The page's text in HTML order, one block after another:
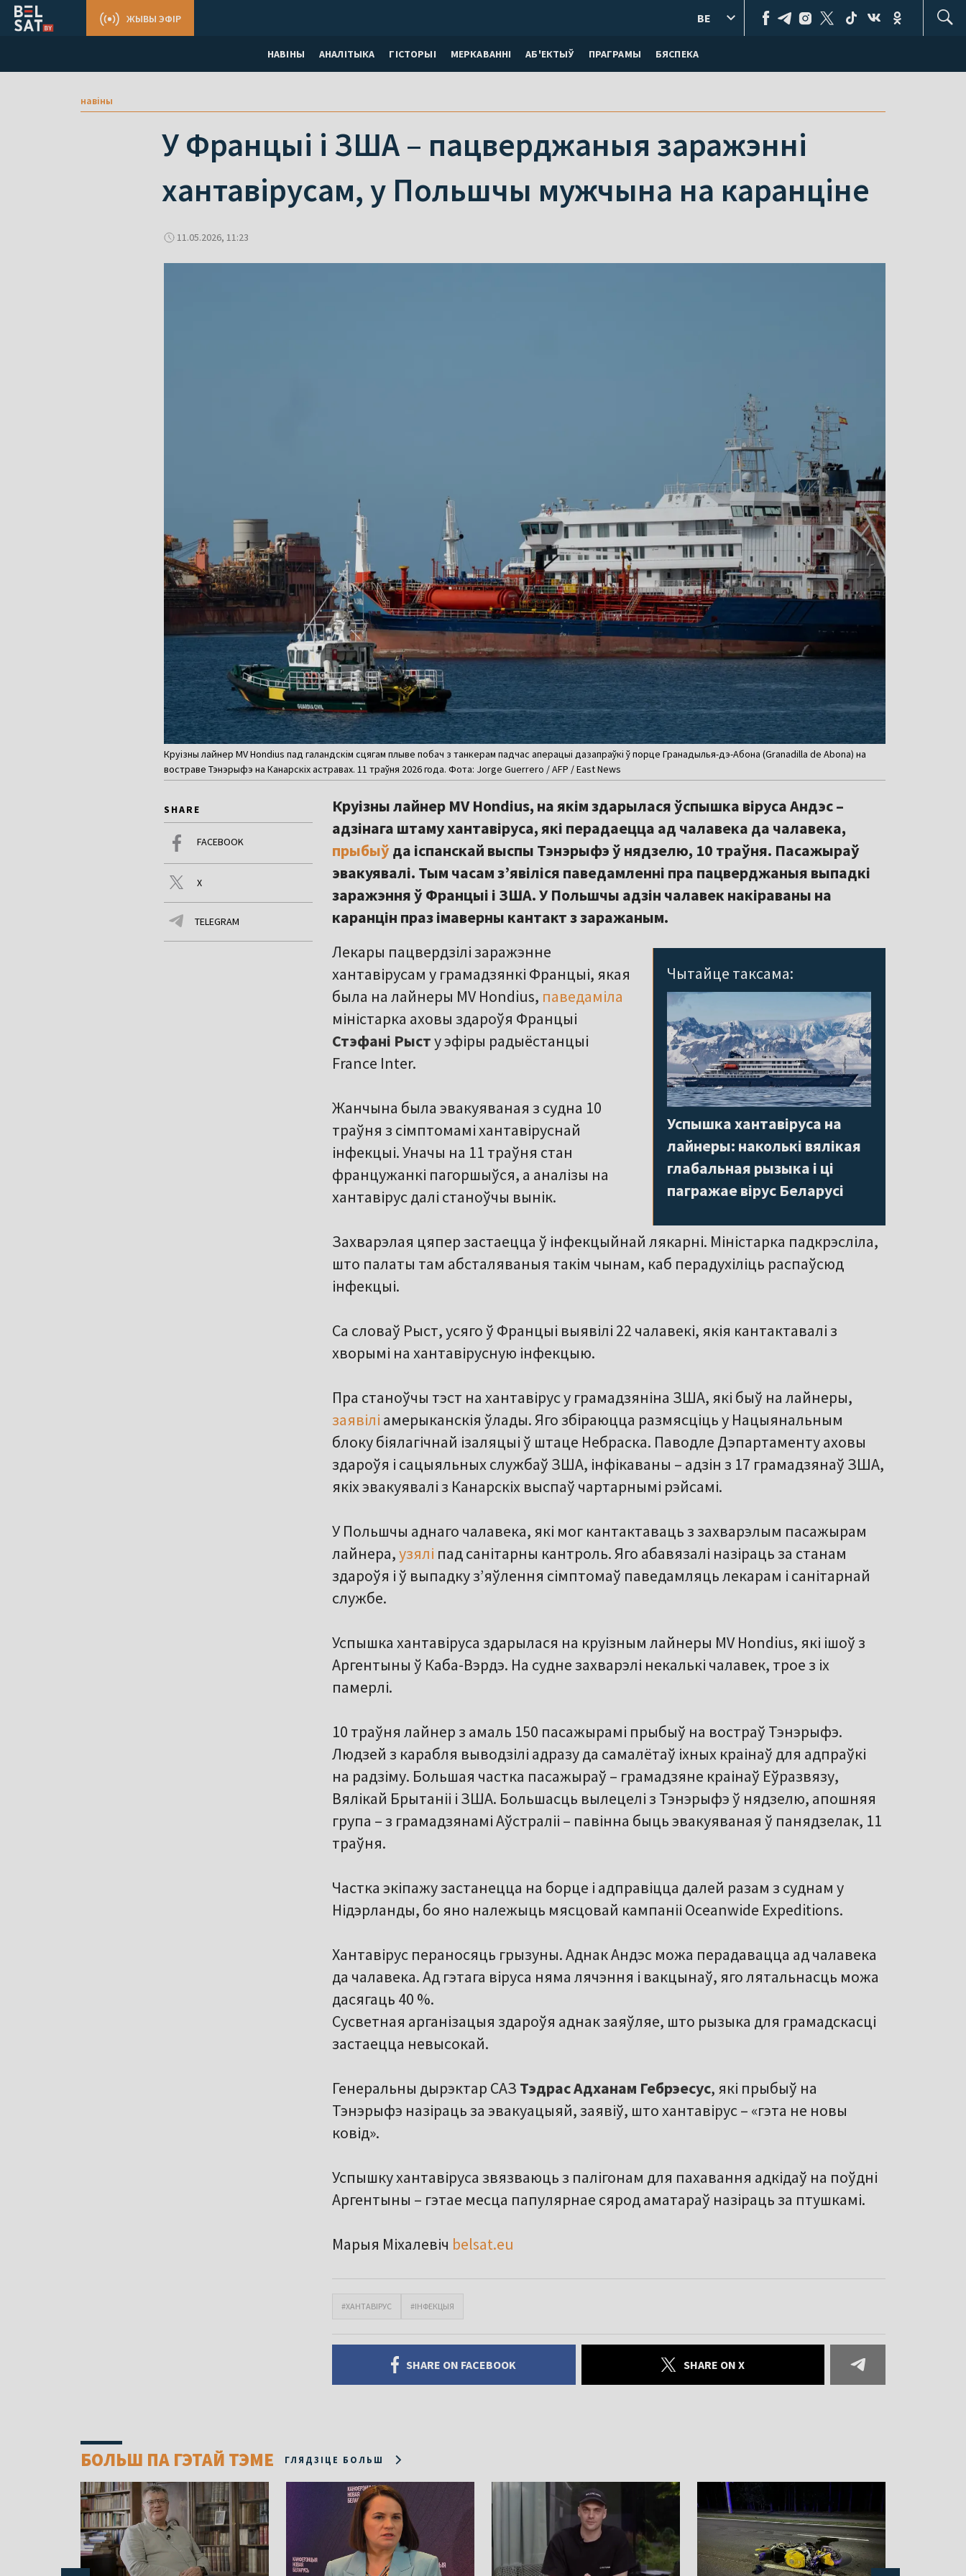
НАВІНЫ АНАЛІТЫКА ГІСТОРЫІ МЕРКАВАННI АБ'ЕКТЫЎ ПРАГРАМЫ БЯСПЕКА
ЖЫВЫ ЭФІР BE
навіны
У Францыі і ЗША – пацверджаныя заражэнні
хантавірусам, у Польшчы мужчына на каранціне
11.05.2026, 11:23
Круізны лайнер MV Hondius пад галандскім сцягам плыве побач з танкерам падчас аперацыі дазапраўкі ў порце Гранадылья-дэ-Абона (Granadilla de Abona) на
востраве Тэнэрыфэ на Канарскіх астравах. 11 траўня 2026 года. Фота: Jorge Guerrero / AFP / East News
SHARE
FACEBOOK
X
TELEGRAM
Круізны лайнер MV Hondius, на якім здарылася ўспышка віруса Андэс –
адзінага штаму хантавіруса, які перадаецца ад чалавека да чалавека,
прыбыўда іспанскай выспы Тэнэрыфэ ў нядзелю, 10 траўня. Пасажыраў
эвакуявалі. Тым часам з’явіліся паведамленні пра пацверджаныя выпадкі
заражэння ў Францыі і ЗША. У Польшчы адзін чалавек накіраваны на
каранцін праз імаверны кантакт з заражаным.
Чытайце таксама:
Успышка хантавіруса на
лайнеры: наколькі вялікая
глабальная рызыка і ці
пагражае вірус Беларусі
Лекары пацвердзілі заражэнне
хантавірусам у грамадзянкі Францыі, якая
была на лайнеры MV Hondius, паведаміла
міністарка аховы здароўя Францыі
Стэфані Рысту эфіры радыёстанцыі
France Inter.
Жанчына была эвакуяваная з судна 10
траўня з сімптомамі хантавіруснай
інфекцыі. Уначы на 11 траўня стан
францужанкі пагоршыўся, а аналізы на
хантавірус далі станоўчы вынік.
Захварэлая цяпер застаецца ў інфекцыйнай лякарні. Міністарка падкрэсліла,
што палаты там абсталяваныя такім чынам, каб перадухіліць распаўсюд
інфекцыі.
Са словаў Рыст, усяго ў Францыі выявілі 22 чалавекі, якія кантактавалі з
хворымі на хантавірусную інфекцыю.
Пра станоўчы тэст на хантавірус у грамадзяніна ЗША, які быў на лайнеры,
заявілі амерыканскія ўлады. Яго збіраюцца размясціць у Нацыянальным
блоку біялагічнай ізаляцыі ў штаце Небраска. Паводле Дэпартаменту аховы
здароўя і сацыяльных службаў ЗША, інфікаваны – адзін з 17 грамадзянаў ЗША,
якіх эвакуявалі з Канарскіх выспаў чартарнымі рэйсамі.
У Польшчы аднаго чалавека, які мог кантактаваць з захварэлым пасажырам
лайнера,узялі пад санітарны кантроль. Яго абавязалі назіраць за станам
здароўя і ў выпадку з’яўлення сімптомаў паведамляць лекарам і санітарнай
службе.
Успышка хантавіруса здарылася на круізным лайнеры MV Hondius, які ішоў з
Аргентыны ў Каба-Вэрдэ. На судне захварэлі некалькі чалавек, трое з іх
памерлі.
10 траўня лайнер з амаль 150 пасажырамі прыбыў на востраў Тэнэрыфэ.
Людзей з карабля выводзілі адразу да самалётаў іхных краінаў для адпраўкі
на радзіму. Большая частка пасажыраў – грамадзяне краінаў Еўразвязу,
Вялікай Брытаніі і ЗША. Большасць вылецелі з Тэнэрыфэ ў нядзелю, апошняя
група – з грамадзянамі Аўстраліі – павінна быць эвакуяваная ў панядзелак, 11
траўня.
Частка экіпажу застанецца на борце і адправіцца далей разам з суднам у
Нідэрланды, бо яно належыць мясцовай кампаніі Oceanwide Expeditions.
Хантавірус пераносяць грызуны. Аднак Андэс можа перадавацца ад чалавека
да чалавека. Ад гэтага віруса няма лячэння і вакцынаў, яго лятальнасць можа
дасягаць 40 %.
Сусветная арганізацыя здароўя аднак заяўляе, што рызыка для грамадскасці
застаецца невысокай.
Генеральны дырэктар САЗ Тэдрас Адханам Гебрэесус, які прыбыў на
Тэнэрыфэ назіраць за эвакуацыяй, заявіў, што хантавірус – «гэта не новы
ковід».
Успышку хантавіруса звязваюць з палігонам для пахавання адкідаў на поўдні
Аргентыны – гэтае месца папулярнае сярод аматараў назіраць за птушкамі.
Марыя Міхалевіч belsat.eu
#ХАНТАВІРУС #ІНФЕКЦЫЯ
SHARE ON FACEBOOK SHARE ON X
БОЛЬШ ПА ГЭТАЙ ТЭМЕ ГЛЯДЗІЦЕ БОЛЬШ